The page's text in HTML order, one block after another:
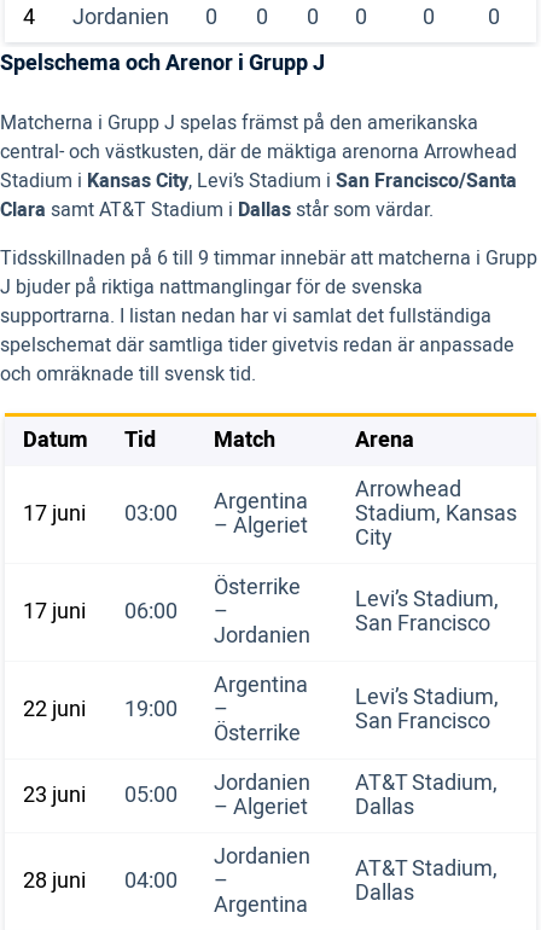
4
Jordanien 0 0 0 0 0
0
Spelschema och Arenor i Grupp J
Matcherna i Grupp J spelas främst på den amerikanska
central- och västkusten, där de mäktiga arenorna Arrowhead
Stadium i Kansas City, Levi’s Stadium i San Francisco/Santa
Clara samt AT&T Stadium i Dallasstår som värdar.
Tidsskillnaden på 6 till 9 timmar innebär att matcherna i Grupp
J bjuder på riktiga nattmanglingar för de svenska
supportrarna. I listan nedan har vi samlat det fullständiga
spelschemat där samtliga tider givetvis redan är anpassade
och omräknade till svensk tid.
Datum Tid Match Arena
17 juni 03:00 Argentina
– Algeriet
Arrowhead
Stadium, Kansas
City
17 juni 06:00
Österrike
–
Jordanien
Levi’s Stadium,
San Francisco
22 juni 19:00
Argentina
–
Österrike
Levi’s Stadium,
San Francisco
23 juni 05:00 Jordanien
– Algeriet
AT&T Stadium,
Dallas
28 juni 04:00
Jordanien
–
Argentina
AT&T Stadium,
Dallas